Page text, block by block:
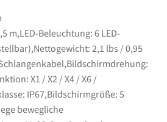
m,LED-Beleuchtung: 6 LED-
2,1 lbs / 0,95
X1 / X2 / X4 / X6 /
IP67,Bildschirmgröße: 5
bewegliche